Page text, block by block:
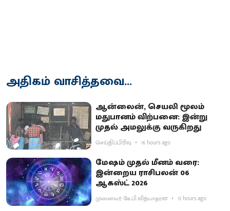
அதிகம் வாசித்தவை...
ஆன்லைன், செயலி மூலம்
மதுபானம் விற்பனை: இன்று
முதல் அமலுக்கு வருகிறது
செய்திப்பிரிவு 16 hours ago
மேஷம் முதல் மீனம் வரை:
இன்றைய ராசிபலன் 06
ஆகஸ்ட் 2026
முனைவர் கே.பி.வித்யாதரன் 15 hours ago